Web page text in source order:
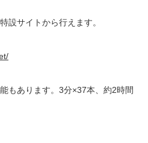
設サイトから行えます。
もあります。3分×37本、約2時間